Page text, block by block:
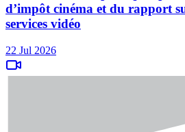
d’impôt cinéma et du rapport
services vidéo
22 Jul 2026